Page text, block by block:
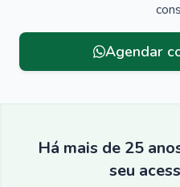
Agendar
Há mais de 25
seu